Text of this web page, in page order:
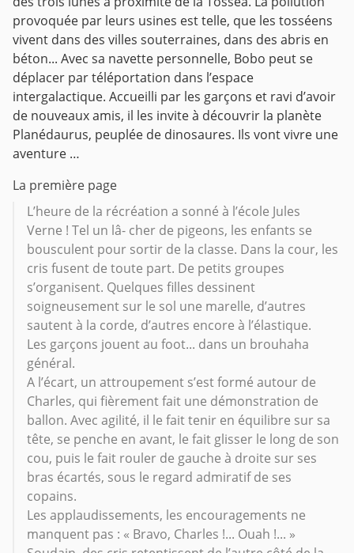
provoquée par leurs usines est telle, que les tosséens
vivent dans des villes souterraines, dans des abris en
béton... Avec sa navette personnelle, Bobo peut se
déplacer par téléportation dans l’espace
intergalactique. Accueilli par les garçons et ravi d’avoir
de nouveaux amis, il les invite à découvrir la planète
Planédaurus, peuplée de dinosaures. Ils vont vivre une
aventure …
La première page
L’heure de la récréation a sonné à l’école Jules
Verne ! Tel un lâ- cher de pigeons, les enfants se
bousculent pour sortir de la classe. Dans la cour, les
cris fusent de toute part. De petits groupes
s’organisent. Quelques filles dessinent
soigneusement sur le sol une marelle, d’autres
sautent à la corde, d’autres encore à l’élastique.
Les garçons jouent au foot... dans un brouhaha
général.
A l’écart, un attroupement s’est formé autour de
Charles, qui fièrement fait une démonstration de
ballon. Avec agilité, il le fait tenir en équilibre sur sa
tête, se penche en avant, le fait glisser le long de son
cou, puis le fait rouler de gauche à droite sur ses
bras écartés, sous le regard admiratif de ses
copains.
Les applaudissements, les encouragements ne
manquent pas : « Bravo, Charles !... Ouah !... »